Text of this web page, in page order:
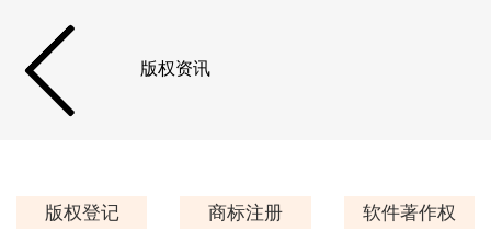
版权资讯
版权登记 商标注册
软件著作权